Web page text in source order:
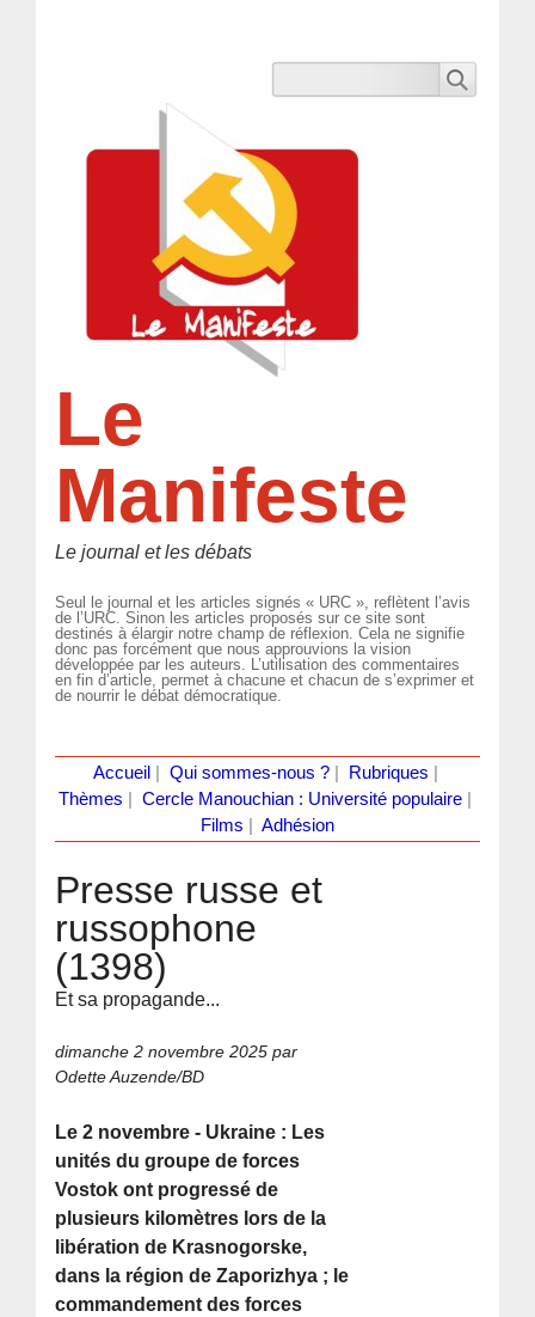
Le
Manifeste
Le journal et les débats
Seul le journal et les articles signés « URC », reflètent l’avis
de l’URC. Sinon les articles proposés sur ce site sont
destinés à élargir notre champ de réflexion. Cela ne signifie
donc pas forcément que nous approuvions la vision
développée par les auteurs. L’utilisation des commentaires
en fin d’article, permet à chacune et chacun de s’exprimer et
de nourrir le débat démocratique.
Accueil Qui sommes-nous ?| Rubriques
Thèmes
Cercle Manouchian : Université populaire
Films
Adhésion
Presse russe et
russophone
(1398)
Et sa propagande...
dimanche 2 novembre 2025 par
Odette Auzende/BD
Le 2 novembre - Ukraine : Les
unités du groupe de forces
Vostok ont progressé de
plusieurs kilomètres lors de la
libération de Krasnogorske,
dans la région de Zaporizhya ; le
commandement des forces